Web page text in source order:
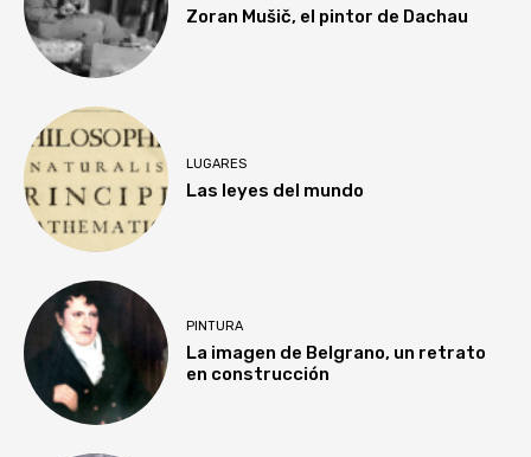
Zoran Mušič, el pintor de Dachau
LUGARES
Las leyes del mundo
PINTURA
La imagen de Belgrano, un retrato
en construcción